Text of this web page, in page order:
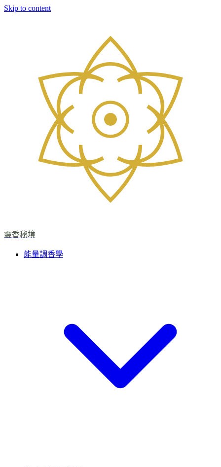
Skip to content
靈香秘境
能量調香學